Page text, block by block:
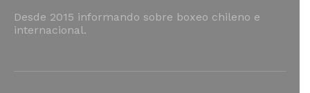
Desde 2015 informando sobre boxeo chileno e
internacional.